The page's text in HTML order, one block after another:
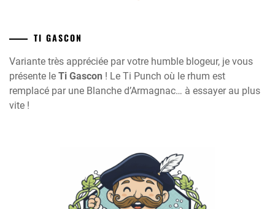
TI GASCON
Variante très appréciée par votre humble blogeur, je vous
présente le Ti Gascon ! Le Ti Punch où le rhum est
remplacé par une Blanche d’Armagnac… à essayer au plus
vite !